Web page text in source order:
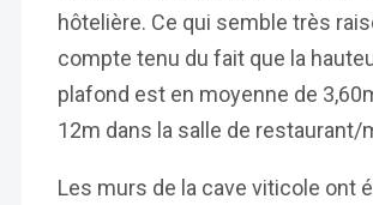
hôtelière. Ce qui semble très
compte tenu du fait que la
plafond est en moyenne de
12m dans la salle de restaurant/
Les murs de la cave viticole ont